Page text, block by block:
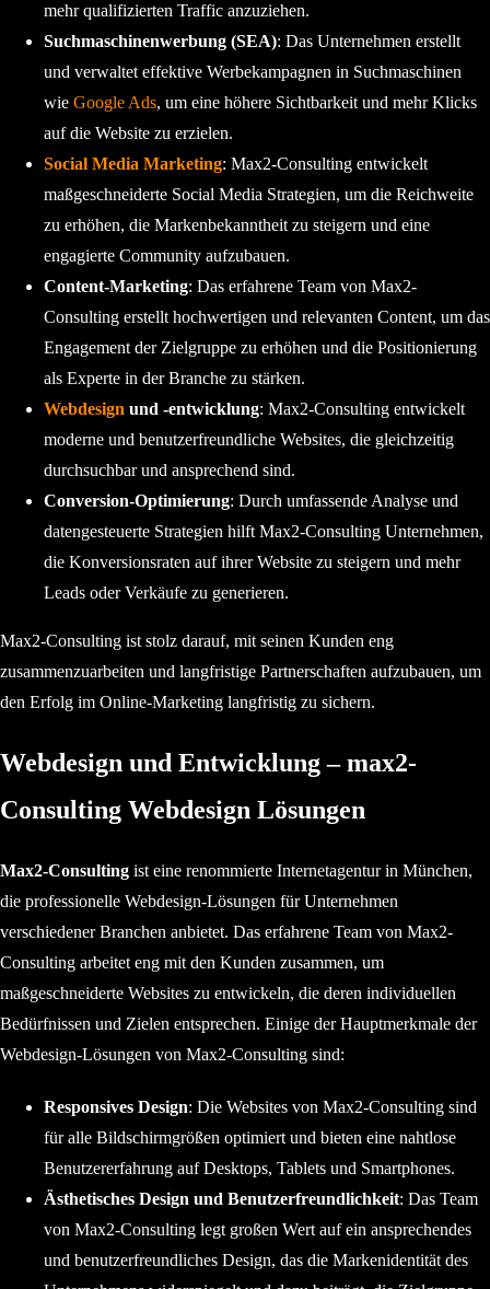
mehr qualifizierten Traffic anzuziehen.
Suchmaschinenwerbung (SEA): Das Unternehmen erstellt
und verwaltet effektive Werbekampagnen in Suchmaschinen
wie Google Ads, um eine höhere Sichtbarkeit und mehr Klicks
auf die Website zu erzielen.
Social Media Marketing: Max2-Consulting entwickelt
maßgeschneiderte Social Media Strategien, um die Reichweite
zu erhöhen, die Markenbekanntheit zu steigern und eine
engagierte Community aufzubauen.
Content-Marketing: Das erfahrene Team von Max2-
Consulting erstellt hochwertigen und relevanten Content, um das
Engagement der Zielgruppe zu erhöhen und die Positionierung
als Experte in der Branche zu stärken.
Webdesign und -entwicklung: Max2-Consulting entwickelt
moderne und benutzerfreundliche Websites, die gleichzeitig
durchsuchbar und ansprechend sind.
Conversion-Optimierung: Durch umfassende Analyse und
datengesteuerte Strategien hilft Max2-Consulting Unternehmen,
die Konversionsraten auf ihrer Website zu steigern und mehr
Leads oder Verkäufe zu generieren.
Max2-Consulting ist stolz darauf, mit seinen Kunden eng
zusammenzuarbeiten und langfristige Partnerschaften aufzubauen, um
den Erfolg im Online-Marketing langfristig zu sichern.
Webdesign und Entwicklung – max2-
Consulting Webdesign Lösungen
Max2-Consultingist eine renommierte Internetagentur in München,
die professionelle Webdesign-Lösungen für Unternehmen
verschiedener Branchen anbietet. Das erfahrene Team von Max2-
Consulting arbeitet eng mit den Kunden zusammen, um
maßgeschneiderte Websites zu entwickeln, die deren individuellen
Bedürfnissen und Zielen entsprechen. Einige der Hauptmerkmale der
Webdesign-Lösungen von Max2-Consulting sind:
Responsives Design: Die Websites von Max2-Consulting sind
für alle Bildschirmgrößen optimiert und bieten eine nahtlose
Benutzererfahrung auf Desktops, Tablets und Smartphones.
Ästhetisches Design und Benutzerfreundlichkeit: Das Team
von Max2-Consulting legt großen Wert auf ein ansprechendes
und benutzerfreundliches Design, das die Markenidentität des